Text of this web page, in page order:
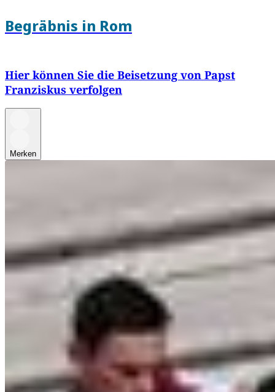
Begräbnis in Rom
Hier können Sie die Beisetzung von Papst
Franziskus verfolgen
Merken